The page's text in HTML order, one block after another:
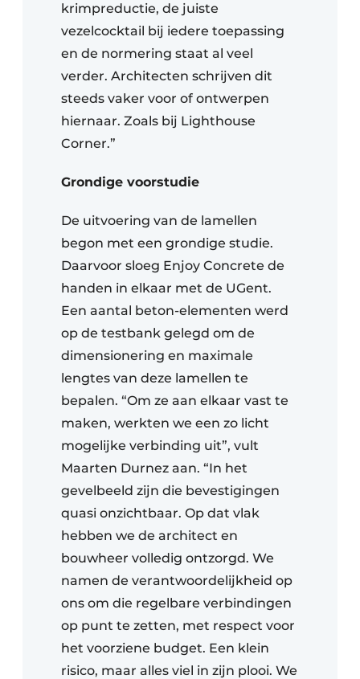
krimpreductie, de juiste
vezelcocktail bij iedere toepassing
en de normering staat al veel
verder. Architecten schrijven dit
steeds vaker voor of ontwerpen
hiernaar. Zoals bij Lighthouse
Corner.”
Grondige voorstudie
De uitvoering van de lamellen
begon met een grondige studie.
Daarvoor sloeg Enjoy Concrete de
handen in elkaar met de UGent.
Een aantal beton-elementen werd
op de testbank gelegd om de
dimensionering en maximale
lengtes van deze lamellen te
bepalen. “Om ze aan elkaar vast te
maken, werkten we een zo licht
mogelijke verbinding uit”, vult
Maarten Durnez aan. “In het
gevelbeeld zijn die bevestigingen
quasi onzichtbaar. Op dat vlak
hebben we de architect en
bouwheer volledig ontzorgd. We
namen de verantwoordelijkheid op
ons om die regelbare verbindingen
op punt te zetten, met respect voor
het voorziene budget. Een klein
risico, maar alles viel in zijn plooi. We